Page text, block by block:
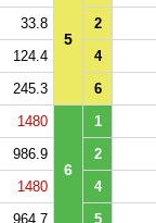
5
33.8 2
124.4 4
245.3 6
1480
6
1
986.9 2
1480 4
964.7 5